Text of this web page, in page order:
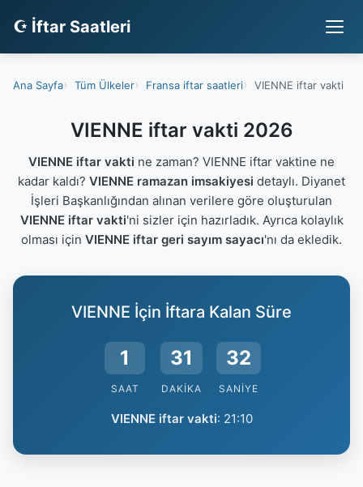
☪ İftar Saatleri
Ana Sayfa Tüm Ülkeler Fransa iftar saatleri VIENNE iftar vakti
VIENNE iftar vakti 2026
VIENNE iftar vakti ne zaman? VIENNE iftar vaktine ne
kadar kaldı? VIENNE ramazan imsakiyesi detaylı. Diyanet
İşleri Başkanlığından alınan verilere göre oluşturulan
VIENNE iftar vakti'ni sizler için hazırladık. Ayrıca kolaylık
olması için VIENNE iftar geri sayım sayacı'nı da ekledik.
VIENNE İçin İftara Kalan Süre
1
SAAT
31
DAKIKA
31
SANIYE
VIENNE iftar vakti: 21:10